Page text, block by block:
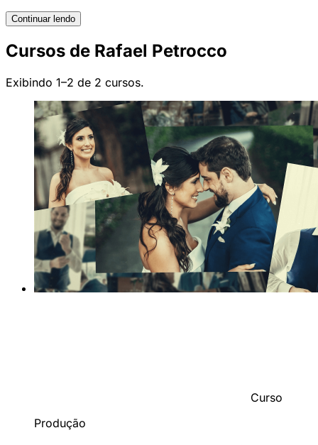
Continuar lendo
Cursos de Rafael Petrocco
Exibindo 1–2 de 2 cursos.
Curso
Produção